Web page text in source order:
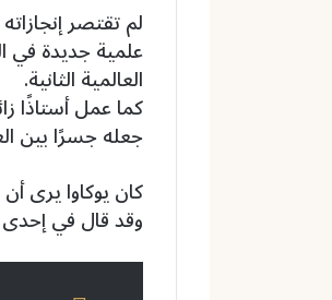
لم تقتصر
علمية جديدة في
العالمية الثانية.
كما عمل أستاذًا
جعله جسرًا بين
كان يوكاوا يرى
وقد قال في